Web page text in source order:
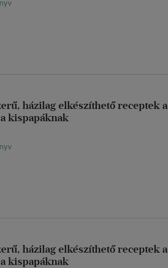
házilag elkészíthető receptek a
kispapáknak
házilag elkészíthető receptek a
kispapáknak